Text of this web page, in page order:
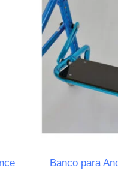
Banco para